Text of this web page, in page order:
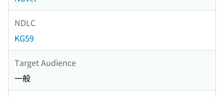
NDLC
KG59
Target Audience
一般